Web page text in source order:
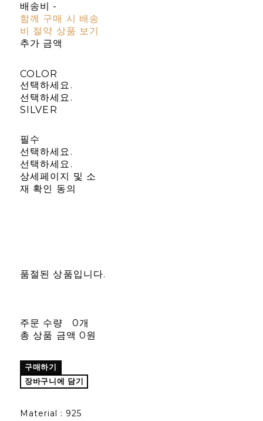
배송비 -
함께 구매 시 배송
비 절약 상품 보기
추가 금액
COLOR
선택하세요.
선택하세요.
SILVER
필수
선택하세요.
선택하세요.
상세페이지 및 소
재 확인 동의
품절된 상품입니다.
주문 수량
0개
총 상품 금액 0원
구매하기
장바구니에 담기
Material : 925